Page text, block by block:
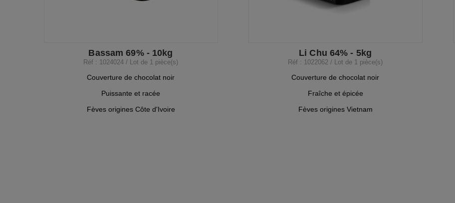
Bassam 69% - 10kg
Réf : 1024024 / Lot de 1 pièce(s)
Couverture de chocolat noir
Puissante et racée
Fèves origines Côte d'Ivoire
Li Chu 64% - 5kg
Réf : 1022062 / Lot de 1 pièce(s)
Couverture de chocolat noir
Fraîche et épicée
Fèves origines Vietnam